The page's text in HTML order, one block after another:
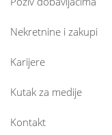
Nekretnine i zakupi
Karijere
Kutak za medije
Kontakt